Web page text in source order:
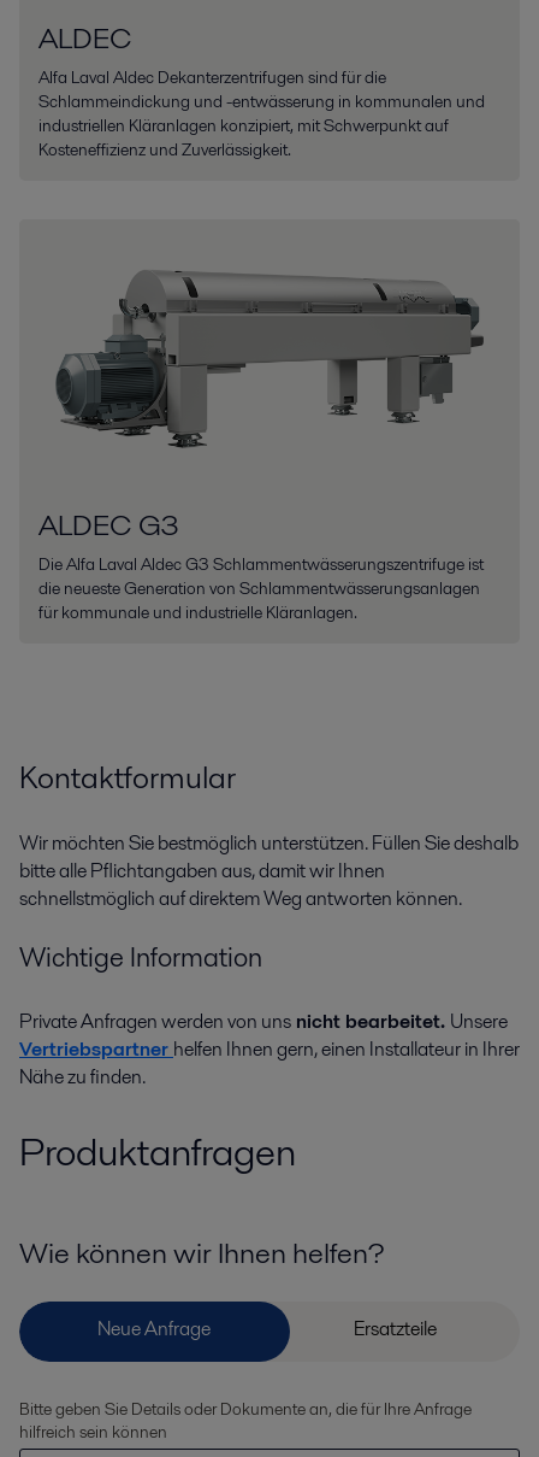
ALDEC
Alfa Laval Aldec Dekanterzentrifugen sind für die
Schlammeindickung und -entwässerung in kommunalen und
industriellen Kläranlagen konzipiert, mit Schwerpunkt auf
Kosteneffizienz und Zuverlässigkeit.
ALDEC G3
Die Alfa Laval Aldec G3 Schlammentwässerungszentrifuge ist
die neueste Generation von Schlammentwässerungsanlagen
für kommunale und industrielle Kläranlagen.
Kontaktformular
Wir möchten Sie bestmöglich unterstützen. Füllen Sie deshalb
bitte alle Pflichtangaben aus, damit wir Ihnen
schnellstmöglich auf direktem Weg antworten können.
Wichtige Information
Private Anfragen werden von uns nicht bearbeitet. Unsere
Vertriebspartner helfen Ihnen gern, einen Installateur in Ihrer
Nähe zu finden.
Produktanfragen
Wie können wir Ihnen helfen?
Bitte geben Sie Details oder Dokumente an, die für Ihre Anfrage
hilfreich sein können